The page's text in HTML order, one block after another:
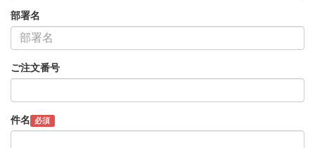
部署名
ご注文番号
件名 必須